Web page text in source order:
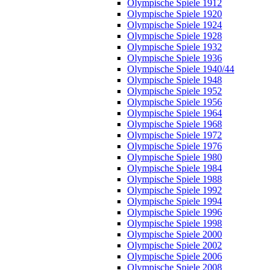
Olympische Spiele 1912
Olympische Spiele 1920
Olympische Spiele 1924
Olympische Spiele 1928
Olympische Spiele 1932
Olympische Spiele 1936
Olympische Spiele 1940/44
Olympische Spiele 1948
Olympische Spiele 1952
Olympische Spiele 1956
Olympische Spiele 1964
Olympische Spiele 1968
Olympische Spiele 1972
Olympische Spiele 1976
Olympische Spiele 1980
Olympische Spiele 1984
Olympische Spiele 1988
Olympische Spiele 1992
Olympische Spiele 1994
Olympische Spiele 1996
Olympische Spiele 1998
Olympische Spiele 2000
Olympische Spiele 2002
Olympische Spiele 2006
Olympische Spiele 2008